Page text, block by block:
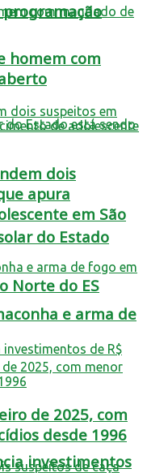
programação
do Estado
Norte do ES
investimentos
homem com
dois
apura
em São
e arma de
de 2025, com
desde 1996